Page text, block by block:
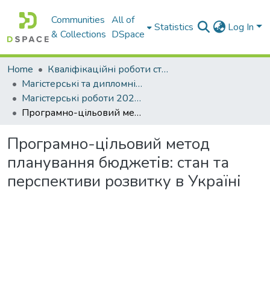
Communities
& Collections
All of
DSpace
Statistics Log In
Home
Кваліфікаційні роботи студентів Західноукраїнського Національного Університету
Магістерські та дипломні роботи
Магістерські роботи 2025-2026 н. р.
Програмно-цільовий метод планування бюджетів: стан та перспективи розвитку в Україні
Програмно-цільовий метод
планування бюджетів: стан та
перспективи розвитку в Україні